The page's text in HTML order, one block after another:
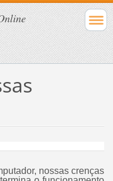
nossas crenças